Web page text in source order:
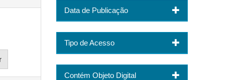
Data de Publicação
Tipo de Acesso
Contém Objeto Digital